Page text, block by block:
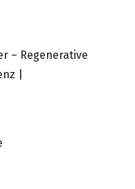
– Regenerative
|